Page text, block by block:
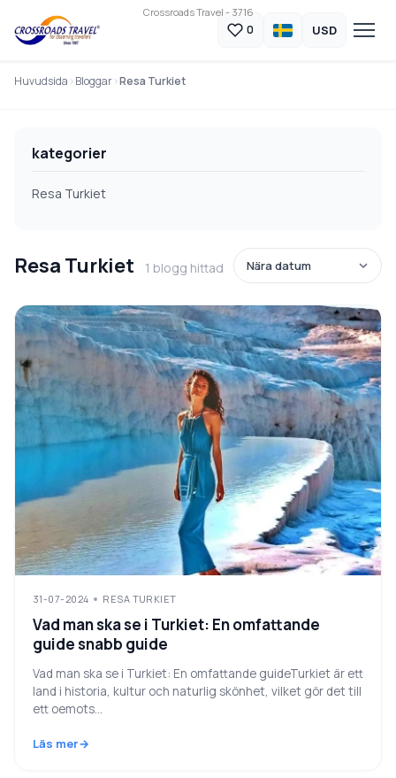
Crossroads Travel - 3716
0 USD
Huvudsida Bloggar Resa Turkiet
kategorier
Resa Turkiet
Resa Turkiet 1 blogg hittad
31-07-2024 RESA TURKIET
Vad man ska se i Turkiet: En omfattande
guide snabb guide
Vad man ska se i Turkiet: En omfattande guideTurkiet är ett
land i historia, kultur och naturlig skönhet, vilket gör det till
ett oemots...
Läs mer